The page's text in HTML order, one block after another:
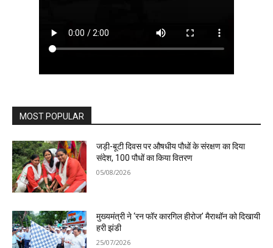
MOST POPULAR
जड़ी-बूटी दिवस पर औषधीय पौधों के संरक्षण का दिया
संदेश, 100 पौधों का किया वितरण
05/08/2026
मुख्यमंत्री ने ‘रन फॉर कारगिल हीरोज’ मैराथॉन को दिखायी
हरी झंडी
25/07/2026